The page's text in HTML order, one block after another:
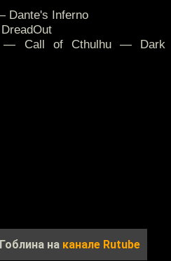
Dante's Inferno
— Call of Cthulhu — Dark
на канале Rutube